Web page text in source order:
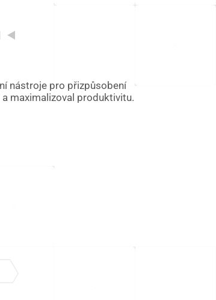
nástroje pro přizpůsobení
maximalizoval produktivitu.